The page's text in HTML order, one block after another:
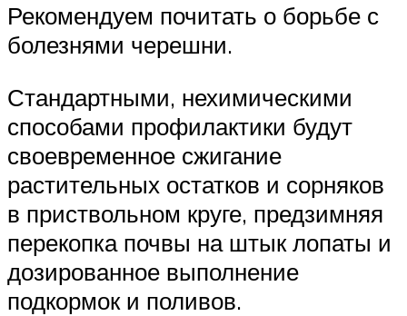
Рекомендуем почитать о борьбе с
болезнями черешни.
Стандартными, нехимическими
способами профилактики будут
своевременное сжигание
растительных остатков и сорняков
в приствольном круге, предзимняя
перекопка почвы на штык лопаты и
дозированное выполнение
подкормок и поливов.